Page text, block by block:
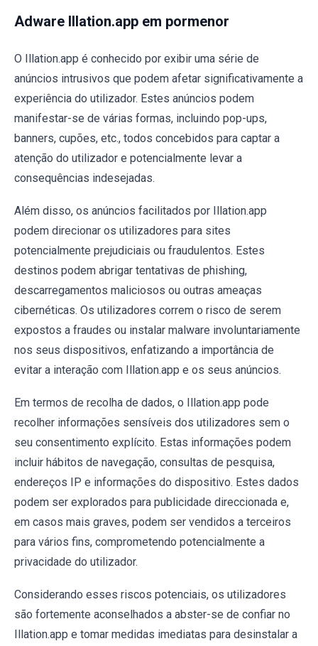
Adware Illation.app em pormenor
O Illation.app é conhecido por exibir uma série de
anúncios intrusivos que podem afetar significativamente a
experiência do utilizador. Estes anúncios podem
manifestar-se de várias formas, incluindo pop-ups,
banners, cupões, etc., todos concebidos para captar a
atenção do utilizador e potencialmente levar a
consequências indesejadas.
Além disso, os anúncios facilitados por Illation.app
podem direcionar os utilizadores para sites
potencialmente prejudiciais ou fraudulentos. Estes
destinos podem abrigar tentativas de phishing,
descarregamentos maliciosos ou outras ameaças
cibernéticas. Os utilizadores correm o risco de serem
expostos a fraudes ou instalar malware involuntariamente
nos seus dispositivos, enfatizando a importância de
evitar a interação com Illation.app e os seus anúncios.
Em termos de recolha de dados, o Illation.app pode
recolher informações sensíveis dos utilizadores sem o
seu consentimento explícito. Estas informações podem
incluir hábitos de navegação, consultas de pesquisa,
endereços IP e informações do dispositivo. Estes dados
podem ser explorados para publicidade direccionada e,
em casos mais graves, podem ser vendidos a terceiros
para vários fins, comprometendo potencialmente a
privacidade do utilizador.
Considerando esses riscos potenciais, os utilizadores
são fortemente aconselhados a abster-se de confiar no
Illation.app e tomar medidas imediatas para desinstalar a